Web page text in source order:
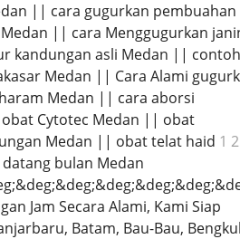
|| cara gugurkan pembuahan
|| cara Menggugurkan
kandungan asli Medan || contoh
Medan || Cara Alami
Medan || cara aborsi
Cytotec Medan || obat
Medan || obat telat haid 1
bulan Medan
Jam Secara Alami, Kami Siap
Batam, Bau-Bau,